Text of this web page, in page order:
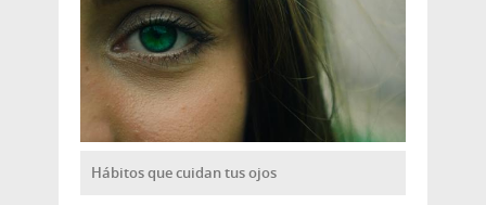
Hábitos que cuidan tus ojos